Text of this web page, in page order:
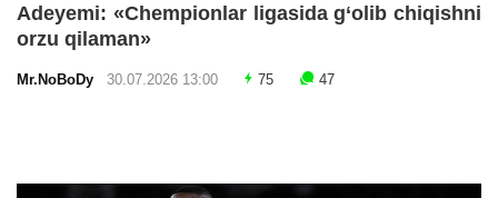
Adeyemi: «Chempionlar ligasida g‘olib chiqishni
orzu qilaman»
Mr.NoBoDy 30.07.2026 13:00 75 47